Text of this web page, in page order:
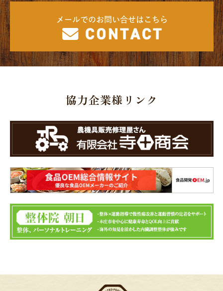
メールでのお問い合せはこちら
協力企業様リンク